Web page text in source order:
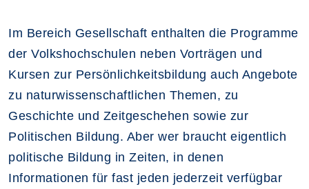
Im Bereich Gesellschaft enthalten die Programme
der Volkshochschulen neben Vorträgen und
Kursen zur Persönlichkeitsbildung auch Angebote
zu naturwissenschaftlichen Themen, zu
Geschichte und Zeitgeschehen sowie zur
Politischen Bildung. Aber wer braucht eigentlich
politische Bildung in Zeiten, in denen
Informationen für fast jeden jederzeit verfügbar